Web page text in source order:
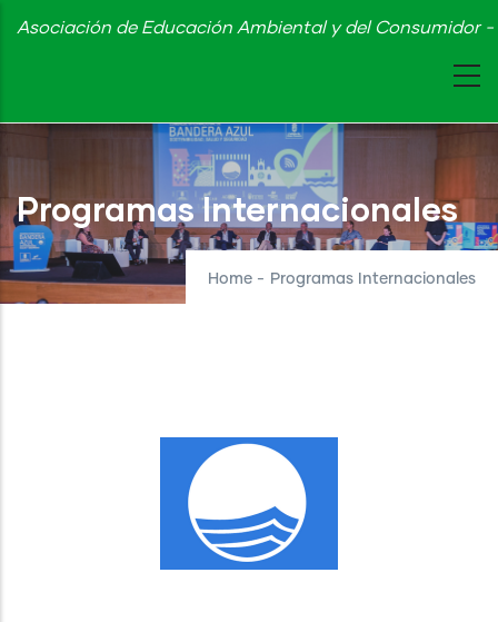
Skip
content
Asociación de Educación Ambiental y del Consumidor
Programas Internacionales
Home - Programas Internacionales